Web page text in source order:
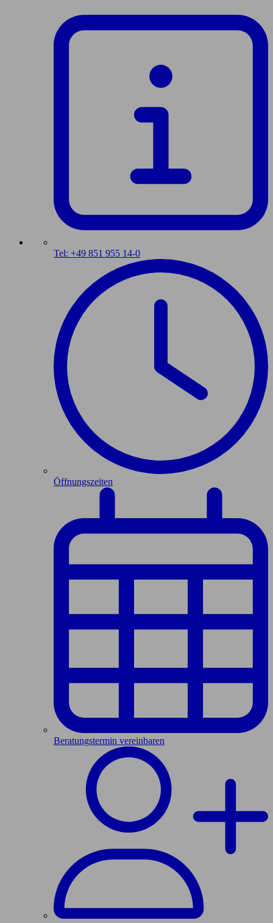
Tel: +49 851 955 14-0
Öffnungszeiten
Beratungstermin vereinbaren